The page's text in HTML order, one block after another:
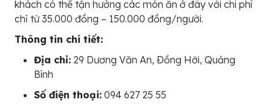
khách có thể tận hưởng các món ăn ở đây với chi phí
chỉ từ 35.000 đồng – 150.000 đồng/người.
Thông tin chi tiết:
Địa chỉ: 29 Dương Văn An, Ðồng Hới, Quảng
Bình
Số điện thoại: 094 627 25 55